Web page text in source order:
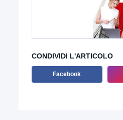
CONDIVIDI L'ARTICOLO
Facebook